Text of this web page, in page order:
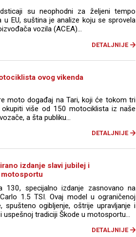
su neophodni za željeni tempo
u EU, suština je analize koju se sprovela
vozila (ACEA)...
DETALJNIJE
ovog vikenda
moto događaj na Tari, koji će tokom tri
više od 150 motociklista iz naše
a šta publiku…
DETALJNIJE
izdanje slavi jubilej i
motosportu
130, specijalno izdanje zasnovano na
1.5 TSI. Ovaj model u ograničenoj
spušteno ogibljenje, oštrije upravljanje i
tradiciji Škode u motosportu...
DETALJNIJE